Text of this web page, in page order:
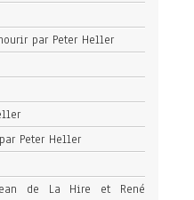
par Peter Heller
Peter Heller
de La Hire et René